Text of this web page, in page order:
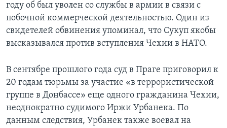
году об был уволен со службы в армии в связи с
побочной коммерческой деятельностью. Один из
свидетелей обвинения упоминал, что Сукуп якобы
высказывался против вступления Чехии в НАТО.
В сентябре прошлого года суд в Праге приговорил к
20 годам тюрьмы за участие «в террористической
группе в Донбассе» еще одного гражданина Чехии,
неоднократно судимого Иржи Урбанека. По
данным следствия, Урбанек также воевал на